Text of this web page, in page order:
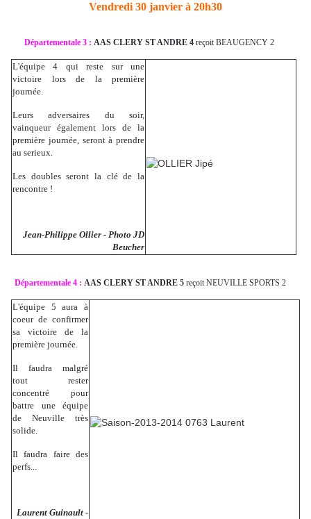
Vendredi 30 janvier à 20h30
Départementale 3 : AAS CLERY ST ANDRE 4 reçoit BEAUGENCY 2
L'équipe 4 qui reste sur une
victoire lors de la première
journée.
Leurs adversaires du soir,
vainqueur également lors de la
première journée, seront à prendre
au serieux.
Les doubles seront la clé de la
rencontre !
Jean-Philippe Ollier - Photo JD
Beucher
Départementale 4 : AAS CLERY ST ANDRE 5 reçoit NEUVILLE SPORTS 2
L'équipe 5 aura à
coeur de confirmer
sa victoire de la
première journée.
Il faudra malgré
tout rester
concentré pour
battre une équipe
de Neuville très
solide.
Il faudra faire des
perfs...
Laurent Guinault -